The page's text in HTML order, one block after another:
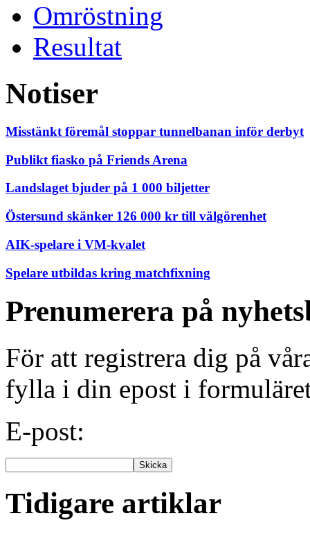
Omröstning
Resultat
Notiser
Misstänkt föremål stoppar tunnelbanan inför derbyt
Publikt fiasko på Friends Arena
Landslaget bjuder på 1 000 biljetter
Östersund skänker 126 000 kr till välgörenhet
AIK-spelare i VM-kvalet
Spelare utbildas kring matchfixning
Prenumerera på
För att registrera dig på
fylla i din epost i
E-post:
Tidigare artiklar